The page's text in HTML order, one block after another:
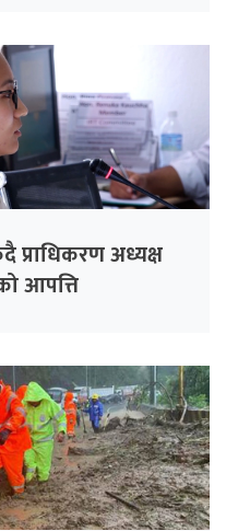
प्राधिकरण अध्यक्ष
आपत्ति